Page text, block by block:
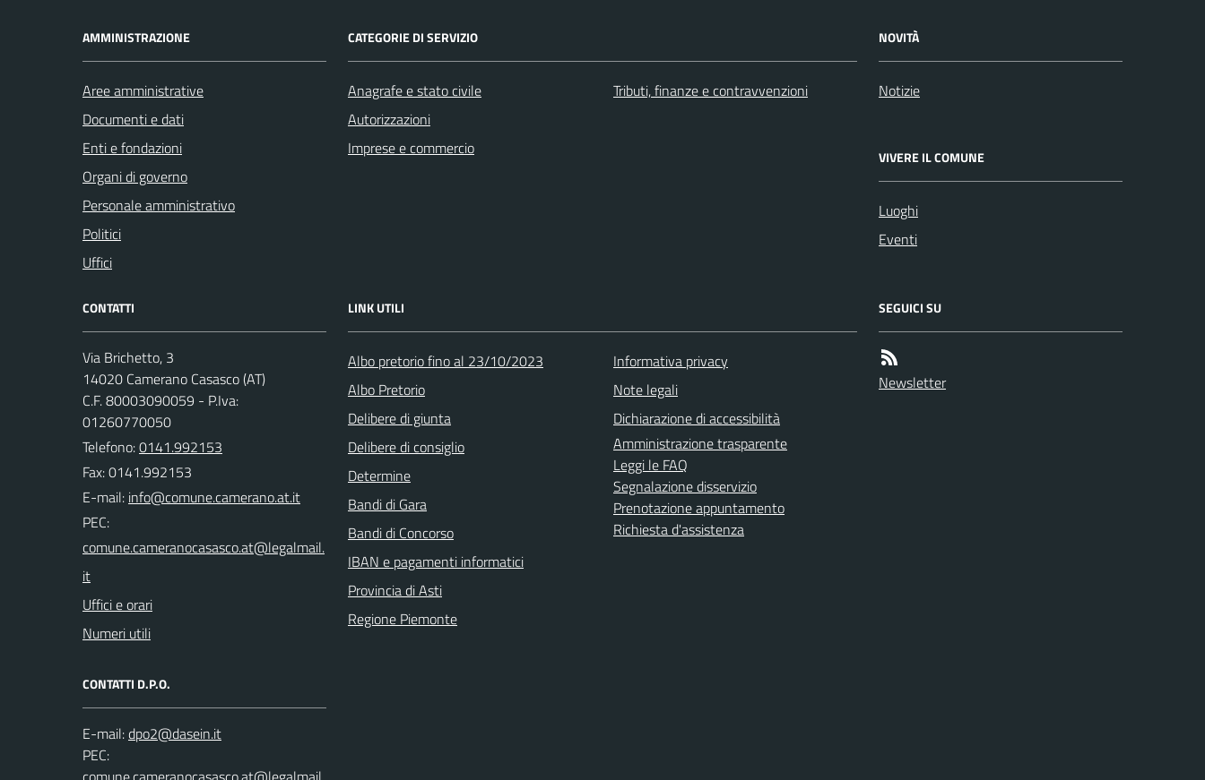
AMMINISTRAZIONE
Aree amministrative
Documenti e dati
Enti e fondazioni
Organi di governo
Personale amministrativo
Politici
Uffici
CATEGORIE DI SERVIZIO
Anagrafe e stato civile
Autorizzazioni
Imprese e commercio
Tributi, finanze e contravvenzioni
NOVITÀ
Notizie
VIVERE IL COMUNE
Luoghi
Eventi
CONTATTI
Via Brichetto, 3
14020 Camerano Casasco (AT)
C.F. 80003090059 - P.Iva:
01260770050
Telefono:0141.992153
Fax: 0141.992153
E-mail:
PEC:
Uffici e orari
Numeri utili
CONTATTI D.P.O.
E-mail:
PEC:
LINK UTILI
Albo pretorio fino al 23/10/2023
Albo Pretorio
Delibere di giunta
Delibere di consiglio
Determine
Bandi di Gara
Bandi di Concorso
IBAN e pagamenti informatici
Provincia di Asti
Regione Piemonte
Informativa privacy
Note legali
Dichiarazione di accessibilità
Amministrazione trasparente
Leggi le FAQ
Segnalazione disservizio
Prenotazione appuntamento
Richiesta d'assistenza
SEGUICI SU
Newsletter